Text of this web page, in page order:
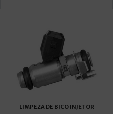
LIMPEZA DE BICO INJETOR